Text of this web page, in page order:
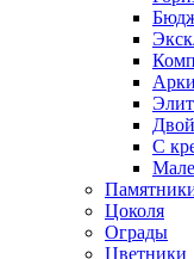
С
Цоколя
Ограды
Цветники